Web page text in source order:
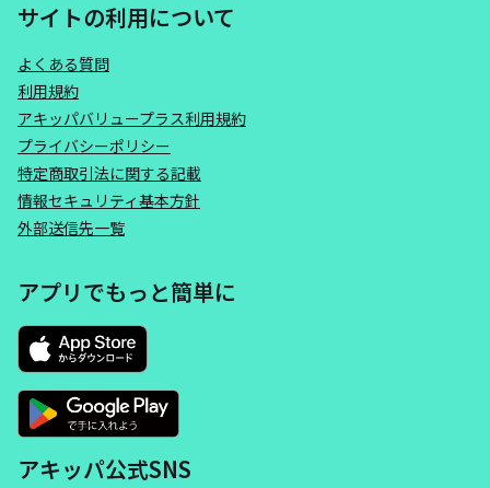
サイトの利用について
よくある質問
利用規約
アキッパバリュープラス利用規約
プライバシーポリシー
特定商取引法に関する記載
情報セキュリティ基本方針
外部送信先一覧
アプリでもっと簡単に
アキッパ公式SNS